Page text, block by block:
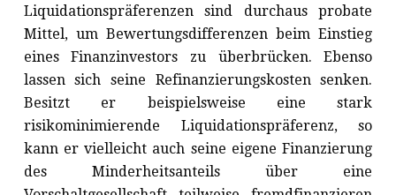
Liquidationspräferenzen sind durchaus probate
Mittel, um Bewertungsdifferenzen beim Einstieg
eines Finanzinvestors zu überbrücken. Ebenso
lassen sich seine Refinanzierungskosten senken.
Besitzt er beispielsweise eine stark
risikominimierende Liquidationspräferenz, so
kann er vielleicht auch seine eigene Finanzierung
des Minderheitsanteils über eine